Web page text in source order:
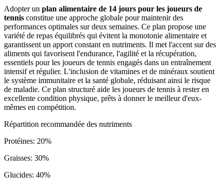
Adopter un plan alimentaire de 14 jours pour les joueurs de
tennis constitue une approche globale pour maintenir des
performances optimales sur deux semaines. Ce plan propose une
variété de repas équilibrés qui évitent la monotonie alimentaire et
garantissent un apport constant en nutriments. Il met l'accent sur des
aliments qui favorisent l'endurance, l'agilité et la récupération,
essentiels pour les joueurs de tennis engagés dans un entraînement
intensif et régulier. L'inclusion de vitamines et de minéraux soutient
le système immunitaire et la santé globale, réduisant ainsi le risque
de maladie. Ce plan structuré aide les joueurs de tennis à rester en
excellente condition physique, prêts à donner le meilleur d'eux-
mêmes en compétition.
Répartition recommandée des nutriments
Protéines: 20%
Graisses: 30%
Glucides: 40%